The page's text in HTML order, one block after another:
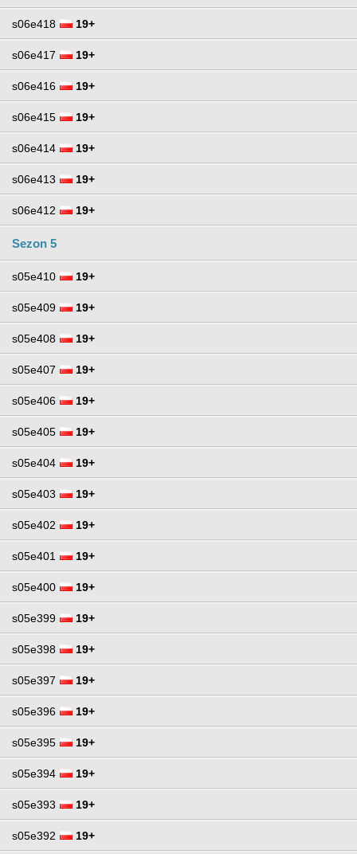
s06e418 19+
s06e417 19+
s06e416 19+
s06e415 19+
s06e414 19+
s06e413 19+
s06e412 19+
Sezon 5
s05e410 19+
s05e409 19+
s05e408 19+
s05e407 19+
s05e406 19+
s05e405 19+
s05e404 19+
s05e403 19+
s05e402 19+
s05e401 19+
s05e400 19+
s05e399 19+
s05e398 19+
s05e397 19+
s05e396 19+
s05e395 19+
s05e394 19+
s05e393 19+
s05e392 19+